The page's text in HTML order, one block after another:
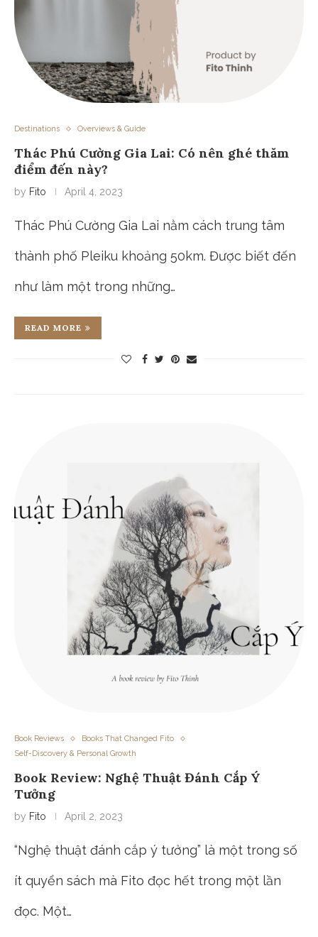
Destinations Overviews & Guide
Thác Phú Cường Gia Lai: Có nên ghé thăm
điểm đến này?
by Fito April 4, 2023
Thác Phú Cường Gia Lai nằm cách trung tâm
thành phố Pleiku khoảng 50km. Được biết đến
như làm một trong những…
READ MORE
Book Reviews
Books That Changed Fito
Self-Discovery & Personal Growth
Book Review: Nghệ Thuật Đánh Cắp Ý
Tưởng
by Fito April 2, 2023
“Nghệ thuật đánh cắp ý tưởng” là một trong số
ít quyển sách mà Fito đọc hết trong một lần
đọc. Một…